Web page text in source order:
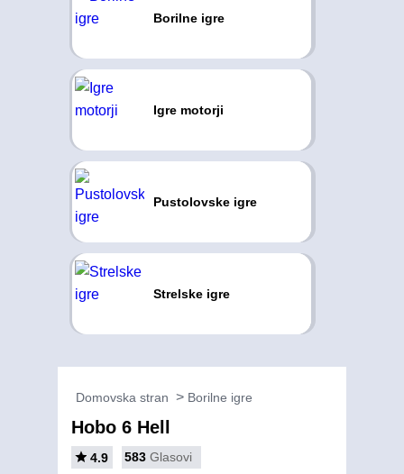
Borilne igre
Igre motorji
Pustolovske igre
Strelske igre
Domovska stran Borilne igre
Hobo 6 Hell
4.9 583 Glasovi